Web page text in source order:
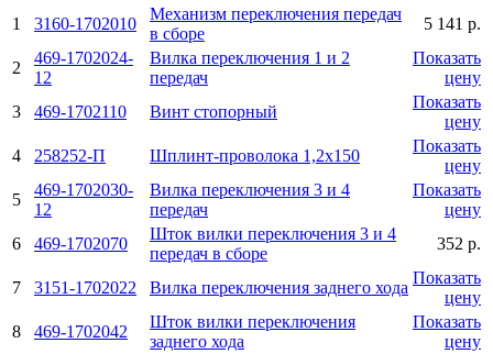
1
3160-1702010
Механизм переключения передач
в сборе
5 141 р.
2
469-1702024-
12
Вилка переключения 1 и 2
передач
Показать
цену
3
469-1702110 Винт стопорный
Показать
цену
4
258252-П Шплинт-проволока 1,2x150
Показать
цену
5
469-1702030-
12
Вилка переключения 3 и 4
пepeдач
Показать
цену
6
469-1702070
Шток вилки переключения 3 и 4
передач в сборе
352 р.
7 3151-1702022 Вилка переключения заднего хода
Показать
цену
8
469-1702042
Шток вилки переключения
заднего хода
Показать
цену